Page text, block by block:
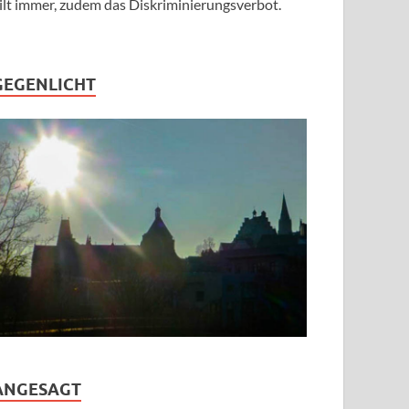
immer, zudem das Diskriminierungsverbot.